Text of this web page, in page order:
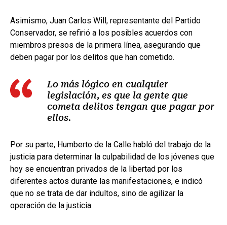
Asimismo, Juan Carlos Will, representante del Partido
Conservador, se refirió a los posibles acuerdos con
miembros presos de la primera línea, asegurando que
deben pagar por los delitos que han cometido.
Lo más lógico en cualquier
legislación, es que la gente que
cometa delitos tengan que pagar por
ellos.
Por su parte, Humberto de la Calle habló del trabajo de la
justicia para determinar la culpabilidad de los jóvenes que
hoy se encuentran privados de la libertad por los
diferentes actos durante las manifestaciones, e indicó
que no se trata de dar indultos, sino de agilizar la
operación de la justicia.